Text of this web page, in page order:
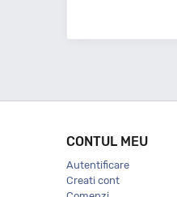
CONTUL MEU
Autentificare
Creati cont